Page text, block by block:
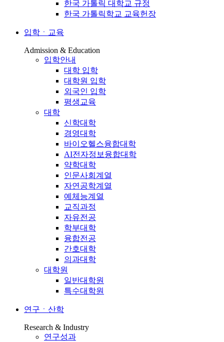
한국 가톨릭 대학교 규정
한국 가톨릭학교 교육헌장
입학ㆍ교육
Admission & Education
입학안내
대학 입학
대학원 입학
외국인 입학
평생교육
대학
신학대학
경영대학
바이오헬스융합대학
AI전자정보융합대학
약학대학
인문사회계열
자연공학계열
예체능계열
교직과정
자유전공
학부대학
융합전공
간호대학
의과대학
대학원
일반대학원
특수대학원
연구ㆍ산학
Research & Industry
연구성과